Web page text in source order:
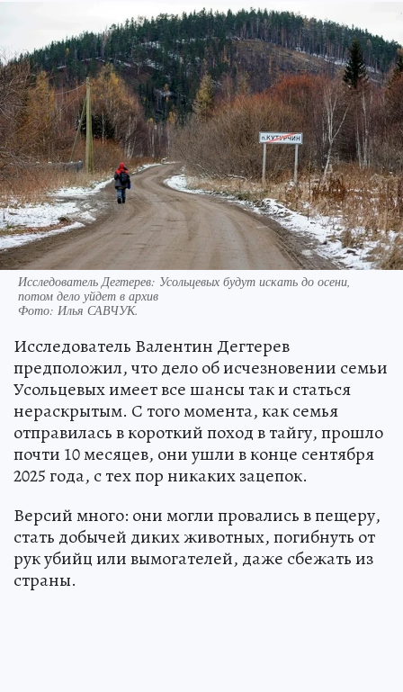
Исследователь Дегтерев: Усольцевых будут искать до осени,
потом дело уйдет в архив
Фото: Илья САВЧУК.
Исследователь Валентин Дегтерев
предположил, что дело об исчезновении семьи
Усольцевых имеет все шансы так и статься
нераскрытым. С того момента, как семья
отправилась в короткий поход в тайгу, прошло
почти 10 месяцев, они ушли в конце сентября
2025 года, с тех пор никаких зацепок.
Версий много: они могли провались в пещеру,
стать добычей диких животных, погибнуть от
рук убийц или вымогателей, даже сбежать из
страны.